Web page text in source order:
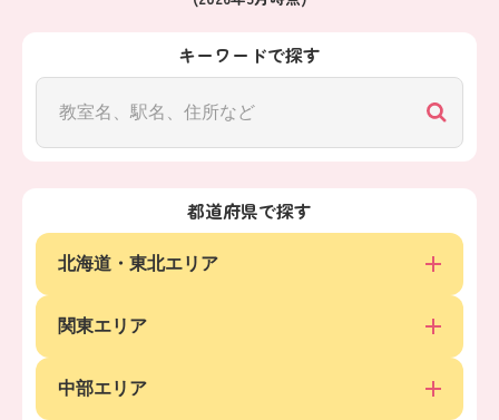
キーワードで探す
都道府県で探す
北海道・東北エリア
関東エリア
中部エリア